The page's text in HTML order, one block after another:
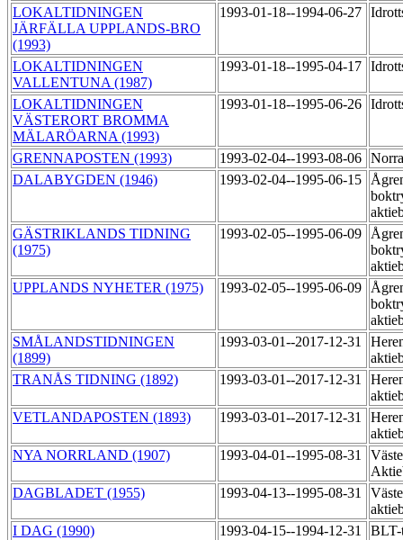
LOKALTIDNINGEN
JÄRFÄLLA UPPLANDS-BRO
(1993)
1993-01-18--1994-06-27
LOKALTIDNINGEN
VALLENTUNA (1987)
1993-01-18--1995-04-17
LOKALTIDNINGEN
VÄSTERORT BROMMA
MÄLARÖARNA (1993)
1993-01-18--1995-06-26
GRENNAPOSTEN (1993) 1993-02-04--1993-08-06
DALABYGDEN (1946)
1993-02-04--1995-06-15
GÄSTRIKLANDS TIDNING
(1975)
1993-02-05--1995-06-09
UPPLANDS NYHETER (1975)
1993-02-05--1995-06-09
SMÅLANDSTIDNINGEN
(1899)
1993-03-01--2017-12-31
TRANÅS TIDNING (1892)
1993-03-01--2017-12-31
VETLANDAPOSTEN (1893)
1993-03-01--2017-12-31
NYA NORRLAND (1907)
1993-04-01--1995-08-31
DAGBLADET (1955)
1993-04-13--1995-08-31
I DAG (1990)
1993-04-15--1994-12-31